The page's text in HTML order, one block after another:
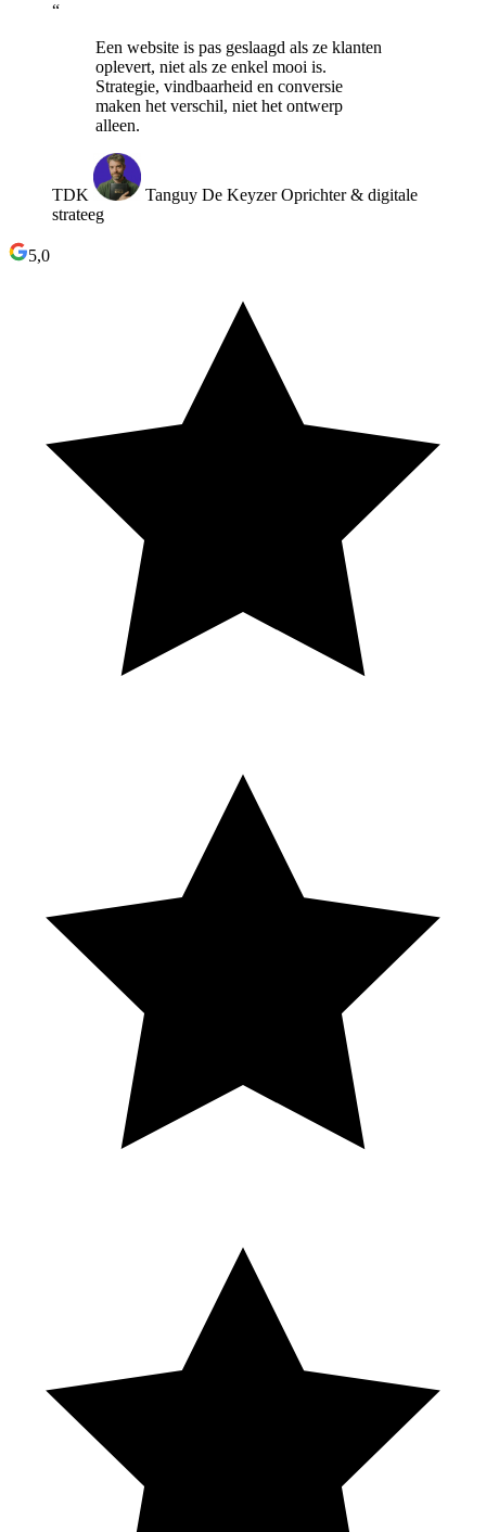
“
Een website is pas geslaagd als ze klanten
oplevert, niet als ze enkel mooi is.
Strategie, vindbaarheid en conversie
maken het verschil, niet het ontwerp
alleen.
TDK Tanguy De Keyzer Oprichter & digitale
strateeg
5,0